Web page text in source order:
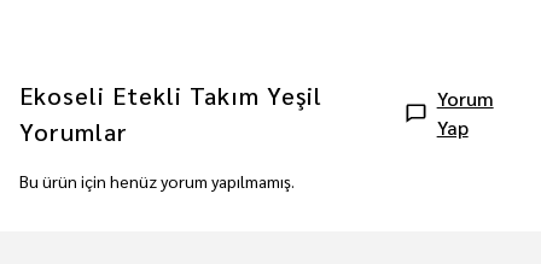
Ekoseli Etekli Takım Yeşil
Yorumlar
Yorum
Yap
Bu ürün için henüz yorum yapılmamış.